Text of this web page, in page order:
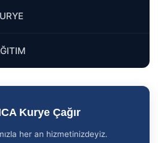
Kurye Çağır
her an hizmetinizdeyiz.